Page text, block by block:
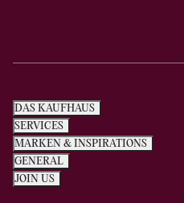
DAS KAUFHAUS
SERVICES
MARKEN & INSPIRATIONS
GENERAL
JOIN US